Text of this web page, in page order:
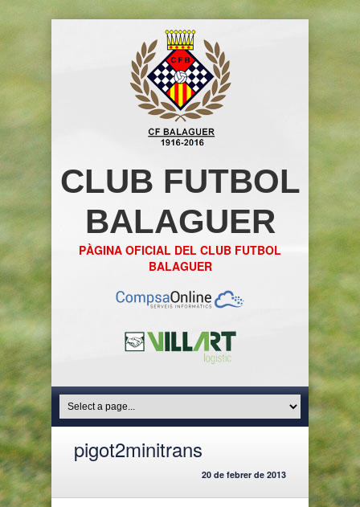
CLUB FUTBOL
BALAGUER
PÀGINA OFICIAL DEL CLUB FUTBOL
BALAGUER
pigot2minitrans
20 de febrer de 2013